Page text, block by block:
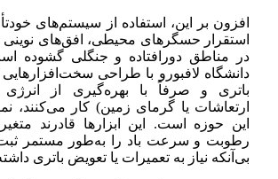
افزون بر این، استفاده از سیستم‌های
استقرار حسگرهای محیطی، افق‌های
در مناطق دورافتاده و جنگلی گشوده
دانشگاه لافبورو با طراحی سخت‌افزارهایی
باتری و صرفاً با بهره‌گیری از
ارتعاشات یا گرمای زمین) کار می‌کنند،
این حوزه است. این ابزارها قادرند
رطوبت و سرعت باد را به‌طور مستمر ثبت
بی‌آنکه نیاز به تعمیرات یا تعویض باتری